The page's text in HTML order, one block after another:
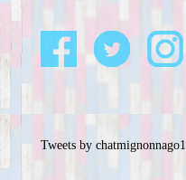
Tweets by chatmignonnago1